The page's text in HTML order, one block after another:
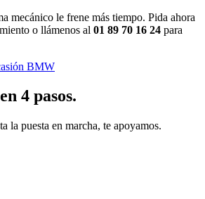
mecánico le frene más tiempo. Pida ahora
o llámenos al 01 89 70 16 24 para
BMW
4 pasos.
la puesta en marcha, te apoyamos.